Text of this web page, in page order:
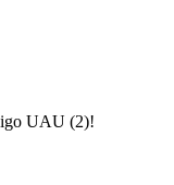
UAU (2)!